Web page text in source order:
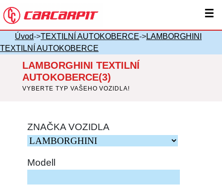
☰
Úvod->TEXTILNÍ AUTOKOBERCE->LAMBORGHINI
TEXTILNÍ AUTOKOBERCE
LAMBORGHINI TEXTILNÍ
AUTOKOBERCE(3)
VYBERTE TYP VAŠEHO VOZIDLA!
ZNAČKA VOZIDLA
Modell